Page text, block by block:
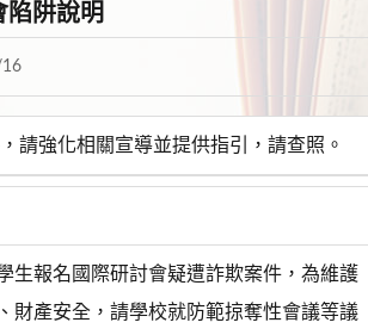
阱說明
請強化相關宣導並提供指引，請查照。
生報名國際研討會疑遭詐欺案件，為維護
財產安全，請學校就防範掠奪性會議等議